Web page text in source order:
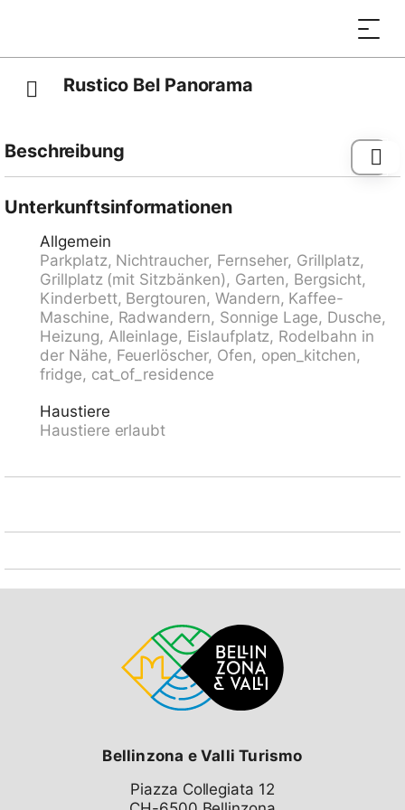
Rustico Bel Panorama
Beschreibung
erfolgt über ein Solarpanel. Herd, Kühlschrank und
250W können nicht betrieben werden. Wichtiger
Hinweis zu beachten: Bergstrasse 13 km von
Malvaglia in Echtzeit 25 Minuten. Die Nutzung der
Zufahrtsstrasse ins Val Malvaglia ist seit Neustem
Gebührenpflichtig. CHF 7.00/Tag CHF 15.00/Woche
CHF 30.00/Monat. Die Gebühr kann in CHF oder
Kreditkarte bezahlt werden. Gebührenautomat
befindet sich in Caslou. Gemütliches, einfaches
Im Bezirk Valle di Blenio, ruhige, sonnige Lage, im
Grünen. Zur Alleinbenutzung: Naturgarten.
Chiesa bus 131-140" 19 km, Bahnstation "Biasca FFS -
500 m. Nahe gelegene Sehenswürdigkeiten: Castelli
di Bellinzona, UNESCO, Castello di Seravalle, Chiesa
Blenio, Monte Tamaro, Splash & SPA. Bekannte Seen
in der Umgebung sind gut erreichbar: Lago di
Luzzone, Lago Retico, Lago Maggiore, Lago di
Lugano, Lago Ritòm. Wandergebiete: Val Malvaglia,
Valle di Blenio, Nara,Lucomagno, Campo Blenio, La
Unterkunftsinformationen
Allgemein
Parkplatz, Nichtraucher, Fernseher, Grillplatz,
Grillplatz (mit Sitzbänken), Garten, Bergsicht,
Kinderbett, Bergtouren, Wandern, Kaffee-
Maschine, Radwandern, Sonnige Lage, Dusche,
Heizung, Alleinlage, Eislaufplatz, Rodelbahn in
der Nähe, Feuerlöscher, Ofen, open_kitchen,
fridge, cat_of_residence
Haustiere
Haustiere erlaubt
Bellinzona e Valli Turismo
Piazza Collegiata 12